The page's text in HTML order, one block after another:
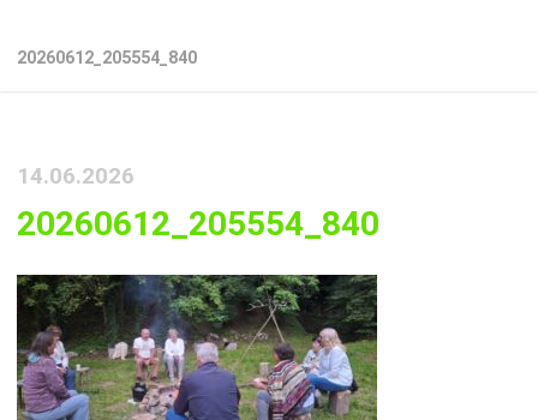
20260612_205554_840
14.06.2026
20260612_205554_840